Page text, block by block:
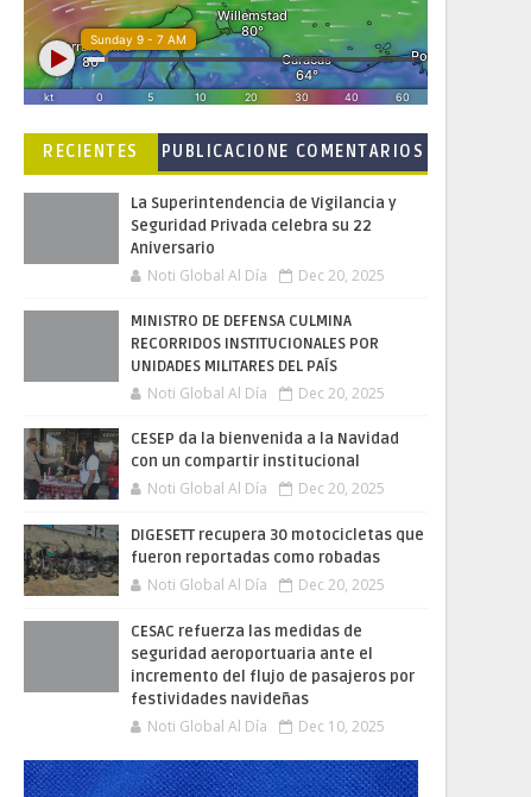
RECIENTES
PUBLICACIONE COMENTARIOS
La Superintendencia de Vigilancia y
Seguridad Privada celebra su 22
Aniversario
Noti Global Al Día Dec 20, 2025
MINISTRO DE DEFENSA CULMINA
RECORRIDOS INSTITUCIONALES POR
UNIDADES MILITARES DEL PAÍS
Noti Global Al Día Dec 20, 2025
CESEP da la bienvenida a la Navidad
con un compartir institucional
Noti Global Al Día Dec 20, 2025
DIGESETT recupera 30 motocicletas que
fueron reportadas como robadas
Noti Global Al Día Dec 20, 2025
CESAC refuerza las medidas de
seguridad aeroportuaria ante el
incremento del flujo de pasajeros por
festividades navideñas
Noti Global Al Día Dec 10, 2025